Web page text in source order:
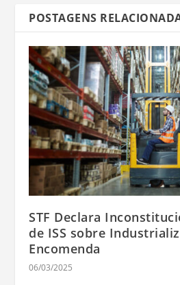
POSTAGENS
STF Declara
de ISS sobre
Encomenda
06/03/2025